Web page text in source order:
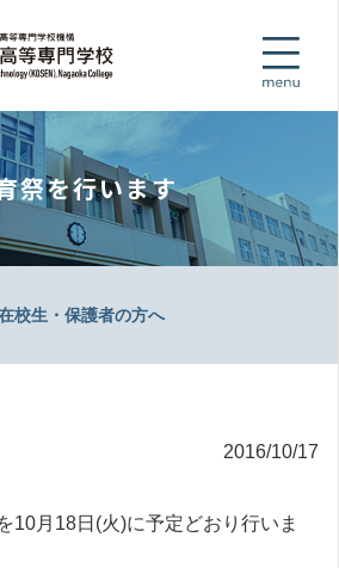
祭を行います
校生・保護者の方へ
2016/10/17
10月18日(火)に予定どおり行いま